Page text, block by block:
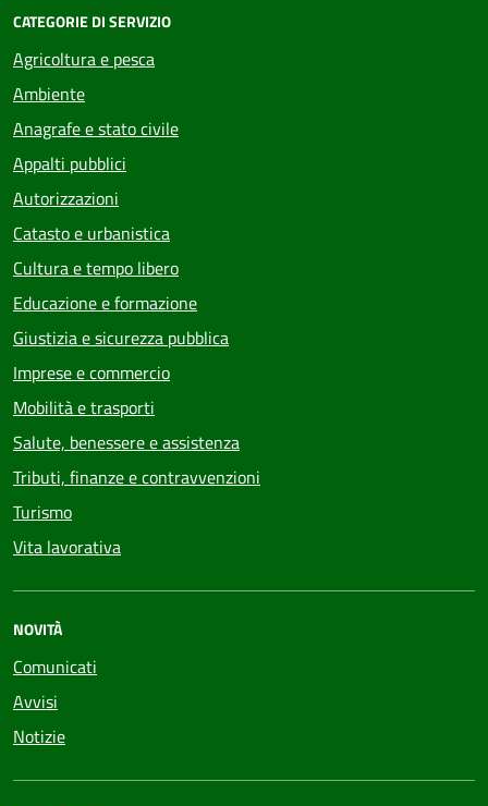
CATEGORIE DI SERVIZIO
Agricoltura e pesca
Ambiente
Anagrafe e stato civile
Appalti pubblici
Autorizzazioni
Catasto e urbanistica
Cultura e tempo libero
Educazione e formazione
Giustizia e sicurezza pubblica
Imprese e commercio
Mobilità e trasporti
Salute, benessere e assistenza
Tributi, finanze e contravvenzioni
Turismo
Vita lavorativa
NOVITÀ
Comunicati
Avvisi
Notizie